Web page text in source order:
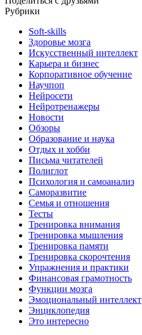
Рубрики
Soft-skills
Здоровье мозга
Искусственный интеллект
Карьера и бизнес
Корпоративное обучение
Научпоп
Нейросети
Нейротренажеры
Новости
Обзоры
Образование и наука
Отдых и хобби
Письма читателей
Полиглот
Психология и самоанализ
Саморазвитие
Семья и отношения
Тесты
Тренировка внимания
Тренировка мышления
Тренировка памяти
Тренировка скорочтения
Упражнения и практики
Финансовая грамотность
Функции мозга
Эмоциональный интеллект
Энциклопедия
Это интересно